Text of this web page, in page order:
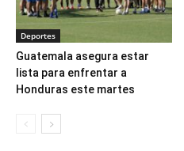
Deportes
Guatemala asegura estar
lista para enfrentar a
Honduras este martes